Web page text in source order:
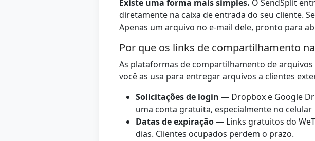
Existe uma forma mais simples. O SendSplit
diretamente na caixa de entrada do seu cliente.
Apenas um arquivo no e-mail dele, pronto para
Por que os links de compartilhamento
As plataformas de compartilhamento de
você as usa para entregar arquivos a clientes
Solicitações de login — Dropbox e Google
uma conta gratuita, especialmente no celular
Datas de expiração— Links gratuitos do
dias. Clientes ocupados perdem o prazo.